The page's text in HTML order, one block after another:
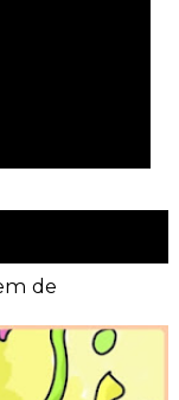
de